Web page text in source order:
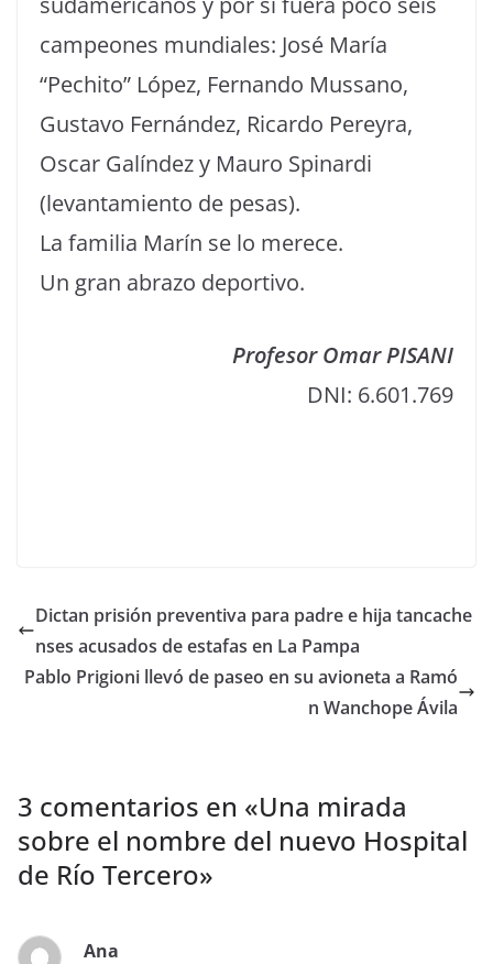
campeones mundiales: José María
“Pechito” López, Fernando Mussano,
Gustavo Fernández, Ricardo Pereyra,
Oscar Galíndez y Mauro Spinardi
(levantamiento de pesas).
La familia Marín se lo merece.
Un gran abrazo deportivo.
Profesor Omar PISANI
DNI: 6.601.769
Dictan prisión preventiva para padre e hija tancache
nses acusados de estafas en La Pampa
Pablo Prigioni llevó de paseo en su avioneta a Ramó
n Wanchope Ávila
3 comentarios en «Una mirada
sobre el nombre del nuevo Hospital
de Río Tercero»
Ana